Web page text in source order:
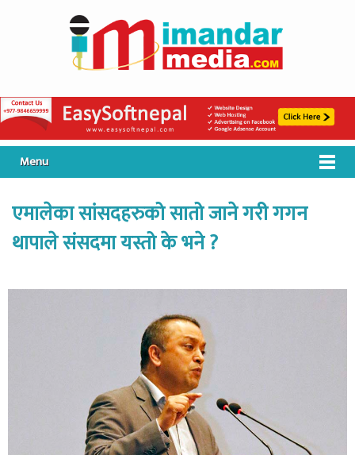
Menu
एमालेका सांसदहरुको सातो जाने गरी गगन
थापाले संसदमा यस्तो के भने ?